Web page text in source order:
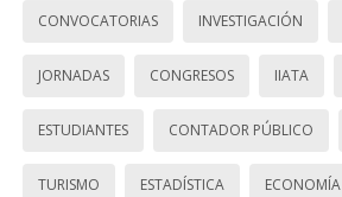
CONVOCATORIAS INVESTIGACIÓN
JORNADAS CONGRESOS IIATA
ESTUDIANTES CONTADOR PÚBLICO
TURISMO ESTADÍSTICA ECONOMÍA